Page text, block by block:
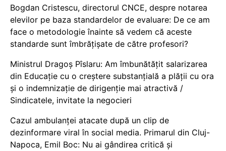
Bogdan Cristescu, directorul CNCE, despre notarea
elevilor pe baza standardelor de evaluare: De ce am
face o metodologie înainte să vedem că aceste
standarde sunt îmbrățișate de către profesori?
Ministrul Dragoș Pîslaru: Am îmbunătățit salarizarea
din Educație cu o creștere substanțială a plății cu ora
și o indemnizație de dirigenție mai atractivă /
Sindicatele, invitate la negocieri
Cazul ambulanței atacate după un clip de
dezinformare viral în social media. Primarul din Cluj-
Napoca, Emil Boc: Nu ai gândirea critică și